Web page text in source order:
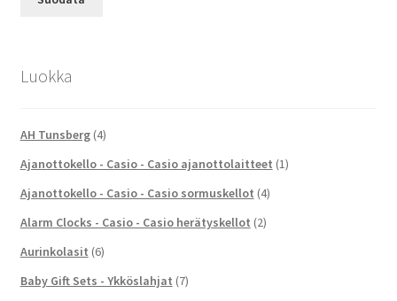
Luokka
AH Tunsberg (4)
Ajanottokello - Casio - Casio ajanottolaitteet (1)
Ajanottokello - Casio - Casio sormuskellot (4)
Alarm Clocks - Casio - Casio herätyskellot (2)
Aurinkolasit (6)
Baby Gift Sets - Ykköslahjat (7)